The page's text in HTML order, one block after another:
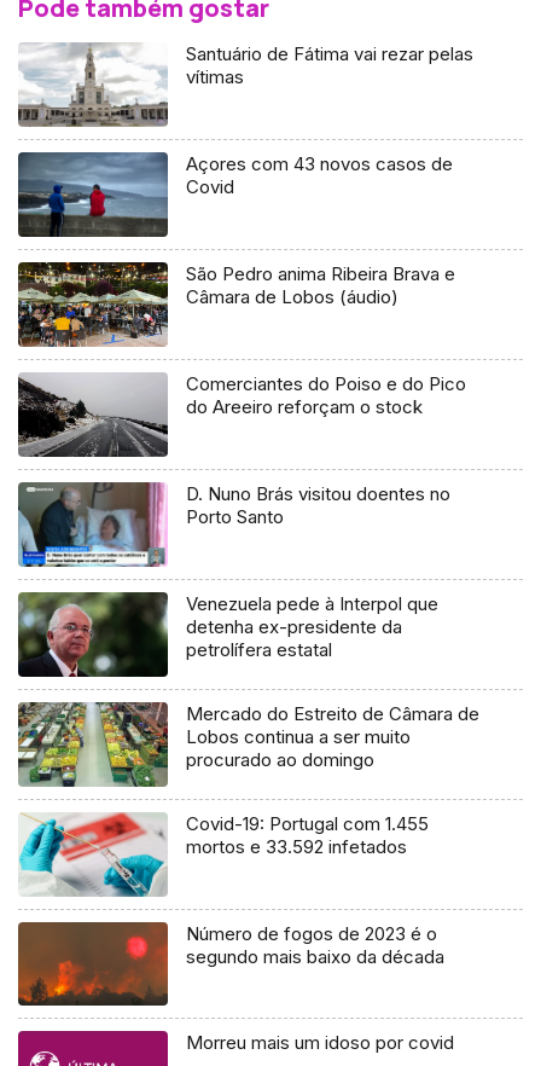
Pode também gostar
Santuário de Fátima vai rezar pelas
vítimas
Açores com 43 novos casos de
Covid
São Pedro anima Ribeira Brava e
Câmara de Lobos (áudio)
Comerciantes do Poiso e do Pico
do Areeiro reforçam o stock
D. Nuno Brás visitou doentes no
Porto Santo
Venezuela pede à Interpol que
detenha ex-presidente da
petrolífera estatal
Mercado do Estreito de Câmara de
Lobos continua a ser muito
procurado ao domingo
Covid-19: Portugal com 1.455
mortos e 33.592 infetados
Número de fogos de 2023 é o
segundo mais baixo da década
Morreu mais um idoso por covid